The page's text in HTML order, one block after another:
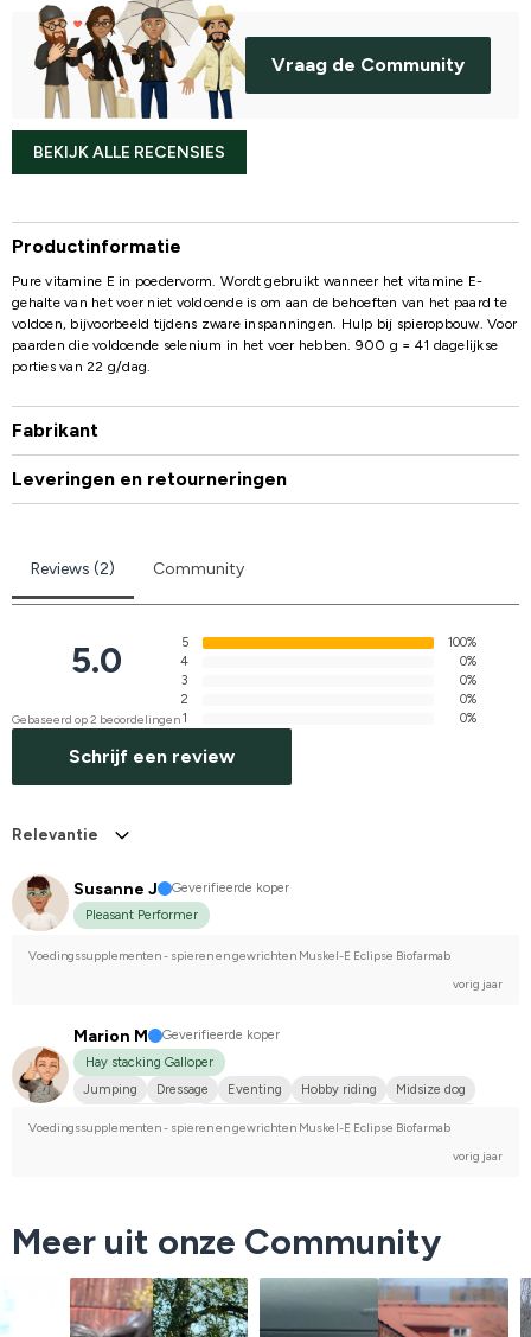
Vraag de Community
BEKIJK ALLE RECENSIES
Productinformatie
Pure vitamine E in poedervorm. Wordt gebruikt wanneer het vitamine E-
gehalte van het voer niet voldoende is om aan de behoeften van het paard te
voldoen, bijvoorbeeld tijdens zware inspanningen. Hulp bij spieropbouw. Voor
paarden die voldoende selenium in het voer hebben. 900 g = 41 dagelijkse
porties van 22 g/dag.
Fabrikant
Leveringen en retourneringen
Reviews (2) Community
5.0
Gebaseerd op 2 beoordelingen
5
100%
4
0%
3
0%
2
0%
1
0%
Schrijf een review
Relevantie
Susanne J
Geverifieerde koper
Pleasant Performer
Voedingssupplementen - spieren en gewrichten Muskel-E Eclipse Biofarmab
vorig jaar
Marion M
Geverifieerde koper
Hay stacking Galloper
Jumping
Dressage Eventing Hobby riding
Midsize dog
Voedingssupplementen - spieren en gewrichten Muskel-E Eclipse Biofarmab
vorig jaar
Meer uit onze Community